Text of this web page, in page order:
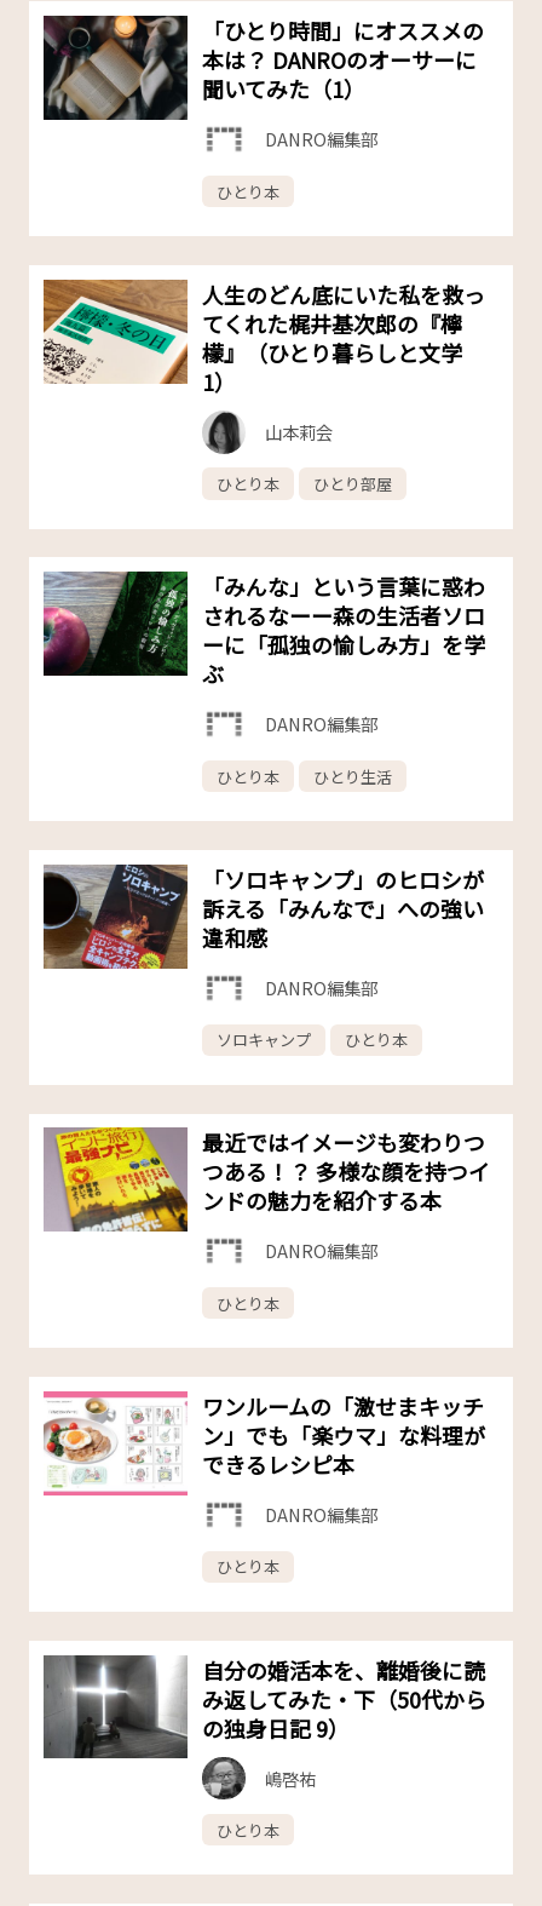
「ひとり時間」にオススメの
本は？ DANROのオーサーに
聞いてみた（1）
DANRO編集部
ひとり本
人生のどん底にいた私を救っ
てくれた梶井基次郎の『檸
檬』（ひとり暮らしと文学
1）
山本莉会
ひとり本 ひとり部屋
「みんな」という言葉に惑わ
されるなーー森の生活者ソロ
ーに「孤独の愉しみ方」を学
ぶ
DANRO編集部
ひとり本 ひとり生活
「ソロキャンプ」のヒロシが
訴える「みんなで」への強い
違和感
DANRO編集部
ソロキャンプ ひとり本
最近ではイメージも変わりつ
つある！？ 多様な顔を持つイ
ンドの魅力を紹介する本
DANRO編集部
ひとり本
ワンルームの「激せまキッチ
ン」でも「楽ウマ」な料理が
できるレシピ本
DANRO編集部
ひとり本
自分の婚活本を、離婚後に読
み返してみた・下（50代から
の独身日記 9）
嶋啓祐
ひとり本